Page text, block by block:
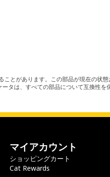
とがあります。この部品が現在の状
タは、すべての部品について互換性を
マイアカウント
ショッピングカート
Cat Rewards